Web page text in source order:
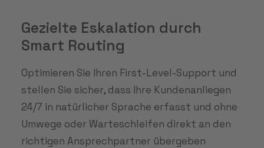
Gezielte Eskalation durch
Smart Routing
Optimieren Sie Ihren First-Level-Support und
stellen Sie sicher, dass Ihre Kundenanliegen
24/7 in natürlicher Sprache erfasst und ohne
Umwege oder Warteschleifen direkt an den
richtigen Ansprechpartner übergeben